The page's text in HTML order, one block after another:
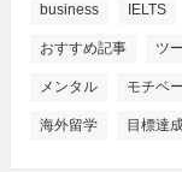
business IELTS
おすすめ記事 ツ
メンタル モチベ
海外留学 目標達